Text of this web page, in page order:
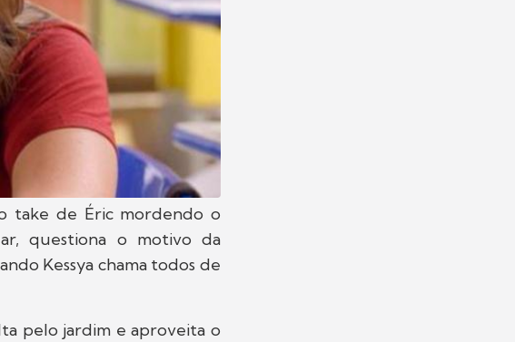
take de Éric mordendo o
questiona o motivo da
Kessya chama todos de
pelo jardim e aproveita o